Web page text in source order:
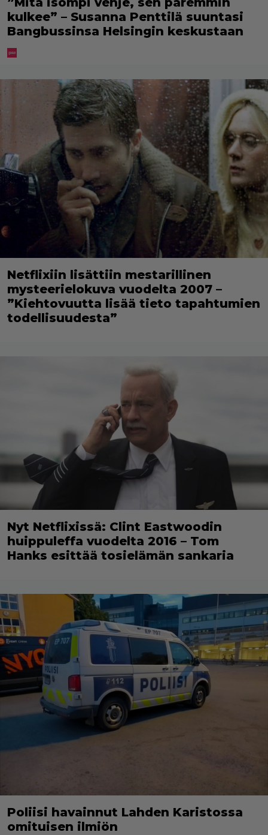
kulkee” – Susanna Penttilä suuntasi
Bangbussinsa Helsingin keskustaan
Netflixiin lisättiin mestarillinen
mysteerielokuva vuodelta 2007 –
”Kiehtovuutta lisää tieto tapahtumien
todellisuudesta”
Nyt Netflixissä: Clint Eastwoodin
huippuleffa vuodelta 2016 – Tom
Hanks esittää tosielämän sankaria
Poliisi havainnut Lahden Karistossa
omituisen ilmiön